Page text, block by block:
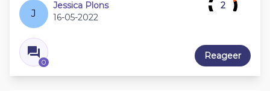
J
Jessica Plons
16-05-2022
0
2
Reageer